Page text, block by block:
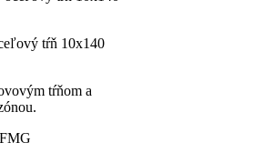
tŕň 10x140
tŕňom a